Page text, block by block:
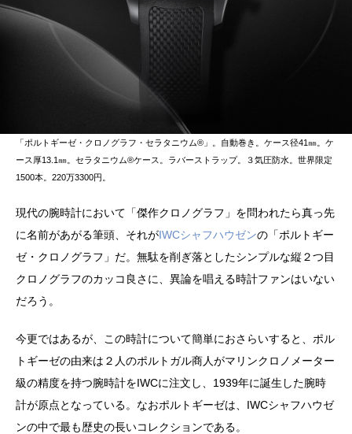
「ポルトギーゼ・クロノグラフ・セラタニウム®️」。自動巻き。ケース径41㎜。ケ
ース厚13.1㎜。セラタニウム®️ケース。ラバーストラップ。３気圧防水。世界限定
1500本。220万3300円。
現代の腕時計において「傑作クロノグラフ」を問われたら真っ先
に名前があがる筆頭、それがIWCシャフハウゼンの「ポルトギー
ゼ・クロノグラフ」だ。無駄を削ぎ落としたシンプルな縦２つ目
クロノグラフのカッコ良さに、異論を唱える時計ファンはいない
だろう。
今更ではあるが、この時計について簡単におさらいすると、ポル
トギーゼの由来は２人のポルトガル商人がマリンクロノメーター
級の精度を持つ腕時計をIWCに注文し、1939年に誕生した腕時
計が原点となっている。なおポルトギーゼは、IWCシャフハウゼ
ンの中で最も歴史の長いコレクションである。